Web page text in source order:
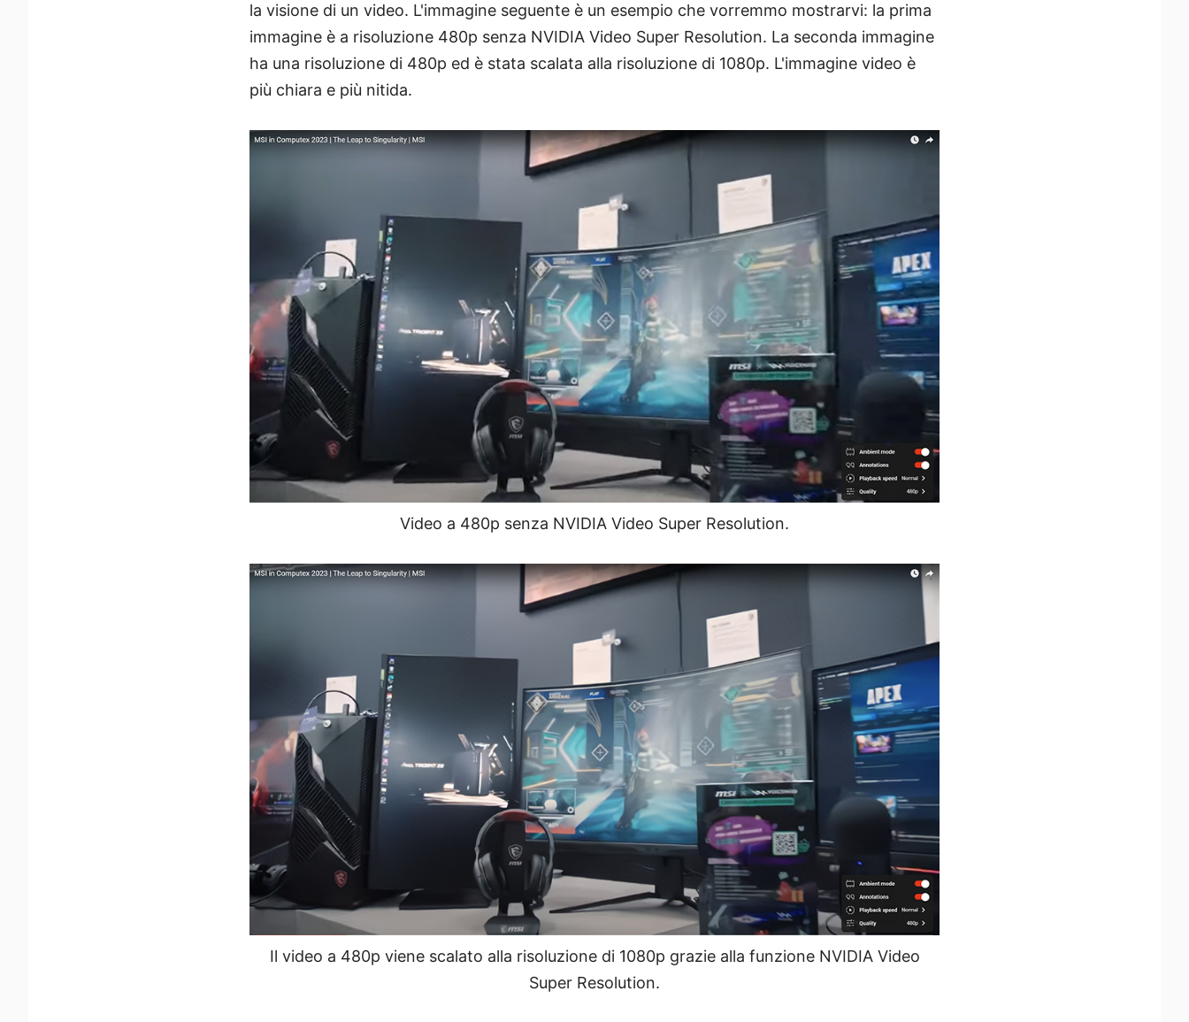
la visione di un video. L'immagine seguente è un esempio che vorremmo mostrarvi: la prima
immagine è a risoluzione 480p senza NVIDIA Video Super Resolution. La seconda immagine
ha una risoluzione di 480p ed è stata scalata alla risoluzione di 1080p. L'immagine video è
più chiara e più nitida.
Video a 480p senza NVIDIA Video Super Resolution.
Il video a 480p viene scalato alla risoluzione di 1080p grazie alla funzione NVIDIA Video
Super Resolution.